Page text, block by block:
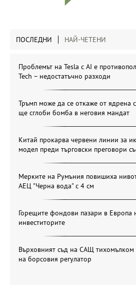
ПОСЛЕДНИ НАЙ-ЧЕТЕНИ
Проблемът на Tesla с AI е
Tech – недостатъчно разходи
Тръмп може да се откаже от ядрена
ще сглоби бомба в неговия мандат
Китай прокарва червени линии за
модел преди търговски преговори
Мерките на Румъния повишиха
АЕЦ "Черна вода" с 4 см
Горещите фондови пазари в Европа
инвеститорите
Върховният съд на САЩ тихомълком
на борсовия регулатор